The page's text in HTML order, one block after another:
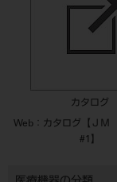
カタログ
Web：カタログ【ＪＭ
#1】